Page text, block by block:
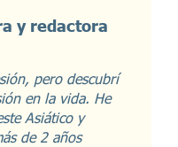
y redactora
pero descubrí
en la vida. He
Asiático y
de 2 años